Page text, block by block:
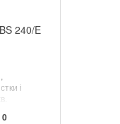
240/E
і
0